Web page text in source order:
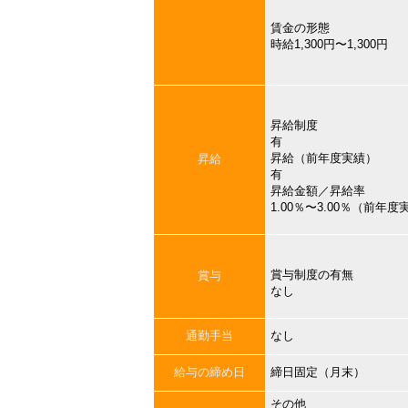
賃金の形態
時給1,300円〜1,300円
昇給
昇給制度
有
昇給（前年度実績）
有
昇給金額／昇給率
1.00％〜3.00％（前年度
賞与
賞与制度の有無
なし
通勤手当 なし
給与の締め日 締日固定（月末）
その他